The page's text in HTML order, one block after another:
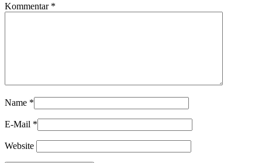
Kommentar *
Name *
E-Mail *
Website